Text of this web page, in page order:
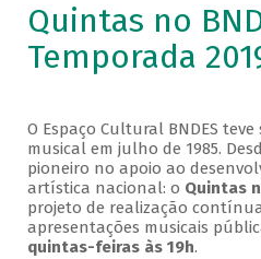
Quintas no
Temporada
O Espaço Cultural BNDES
musical em julho de 1985.
pioneiro no apoio ao
artística nacional: o Quintas
projeto de realização
apresentações musicais
quintas-feiras às 19h.